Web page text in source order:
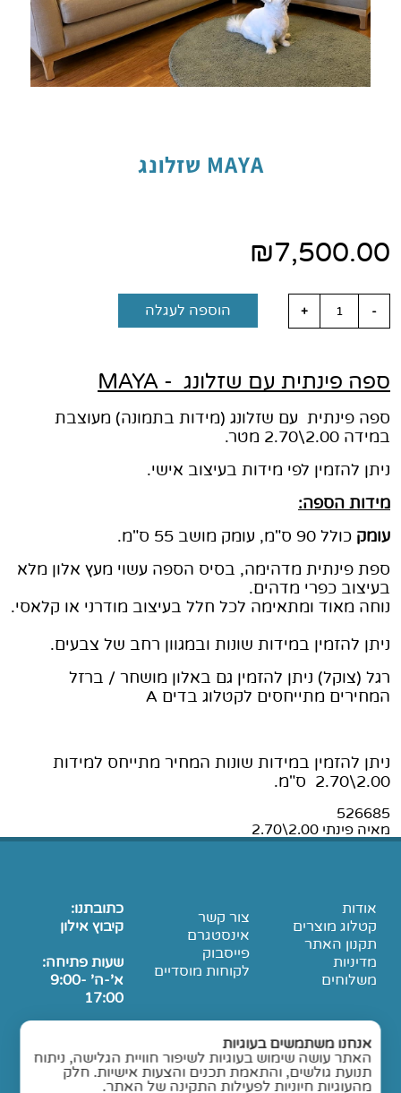
MAYA שזלונג
₪7,500.00
הוספה לעגלה
ספה פינתית עם שזלונג - MAYA
ספה פינתית עם שזלונג (מידות בתמונה) מעוצבת
במידה 2.00\2.70 מטר.
ניתן להזמין לפי מידות בעיצוב אישי.
מידות הספה:
עומק כולל 90 ס"מ, עומק מושב 55 ס"מ.
ספת פינתית מדהימה, בסיס הספה עשוי מעץ אלון מלא
בעיצוב כפרי מדהים.
נוחה מאוד ומתאימה לכל חלל בעיצוב מודרני או קלאסי.
ניתן להזמין במידות שונות ובמגוון רחב של צבעים.
רגל (צוקל) ניתן להזמין גם באלון מושחר / ברזל
המחירים מתייחסים לקטלוג בדים A
ניתן להזמין במידות שונות המחיר מתייחס למידות
2.00\2.70 ס"מ.
526685
מאיה פינתי 2.00\2.70
אודות
קטלוג מוצרים
תקנון האתר
מדיניות
משלוחים
צור קשר
אינסטגרם
פייסבוק
לקוחות מוסדיים
כתובתנו:
קיבוץ אילון
שעות פתיחה:
א'-ה' 9:00-
17:00
9:00-14:00
שבת סגור
אנחנו משתמשים בעוגיות
האתר עושה שימוש בעוגיות לשיפור חוויית הגלישה, ניתוח
תנועת גולשים, והתאמת תכנים והצעות אישיות. חלק
מהעוגיות חיוניות לפעילות התקינה של האתר.